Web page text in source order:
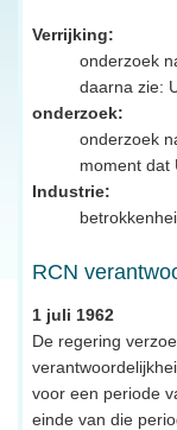
Verrijking:
onderzoek
daarna zie:
onderzoek:
onderzoek
moment dat
Industrie:
RCN
1 juli 1962
De regering
voor een periode
einde van die